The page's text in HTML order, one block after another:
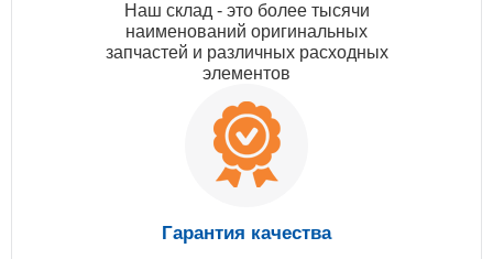
Наш склад - это более тысячи
наименований оригинальных
запчастей и различных расходных
элементов
Гарантия качества